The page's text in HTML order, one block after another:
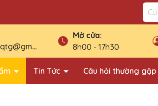
Mở cửa:
8h00 - 17h30
Tin Tức Câu hỏi thường gặp